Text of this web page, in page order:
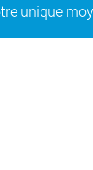
unique
Contact